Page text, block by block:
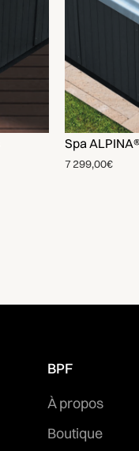
Spa
7 299,00€
BPF
À propos
Boutique